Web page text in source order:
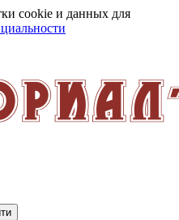
cookie и данных для